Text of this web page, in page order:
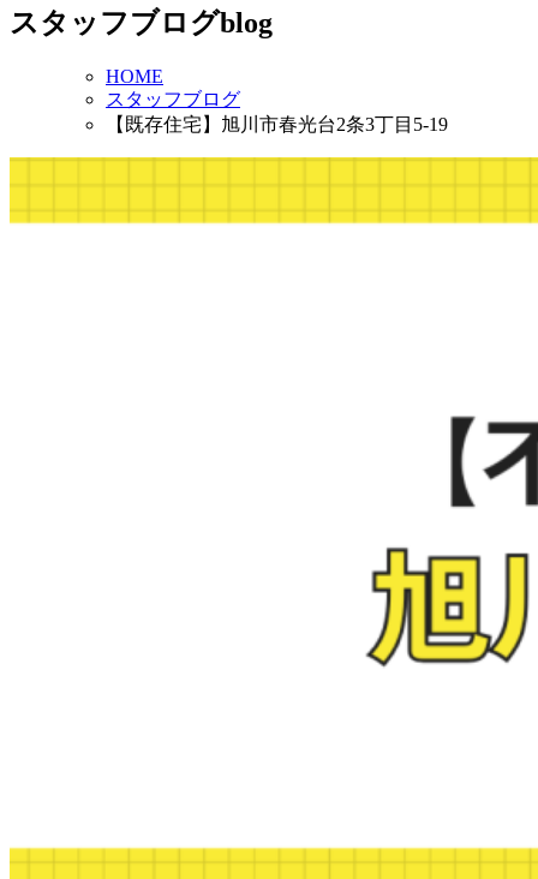
スタッフブログblog
HOME
スタッフブログ
【既存住宅】旭川市春光台2条3丁目5-19